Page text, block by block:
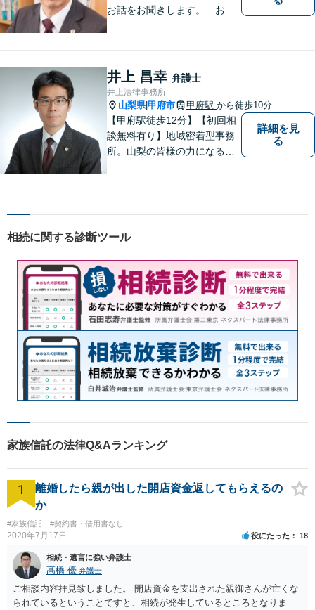
お話をお聞きします。 お気
井上 昌幸 弁護士
井上法律事務所
山梨県|甲府市 甲府駅 から徒歩10分
【甲府駅徒歩12分】【初回相
談無料有り】地域密着型事務
所。山梨の皆様の力になるべ
なんでもご相談ください。将
ションをご提案いたします。
詳細を見
る
相続に関する診断ツール
家族信託の法律Q&Aランキング
1
離婚したら親が出した開店資金返してもらえるの
か
#家族信託 #契約書・借用書なし
2020年7月17日 役にたった 18
相続・遺言に強い弁護士
髙橋 優 弁護士
ご相談内容拝見致しました。 開店資金を支出された親御さんが亡くな
られているということですと、相続が発生しているところとなりま